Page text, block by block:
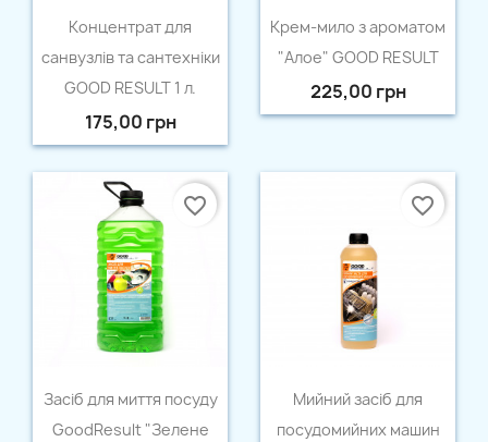
Швидкий перегляд
Концентрат для
санвузлів та сантехніки
GOOD RESULT 1 л.
175,00 грн

Крем-мило з ароматом
"Алое" GOOD RESULT
225,00 грн
 Швидкий перегляд
Засіб для миття посуду
GoodResult "Зелене
favorite_border
Швидкий перегляд
Мийний засіб для
посудомийних машин
favorite_border
Створити список бажань